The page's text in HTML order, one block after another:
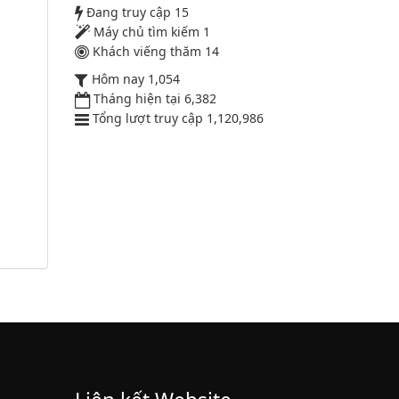
công chức
Lượt xem:1784 | lượt tải:546
2164/QĐUBND
Quyết định phê duyệt danh mục vị
PL2-2164/UBND
2164
Đang truy cập 15
Máy chủ tìm kiếm 1
Khách viếng thăm 14
Hôm nay 1,054
Tháng hiện tại 6,382
Tổng lượt truy cập 1,120,986